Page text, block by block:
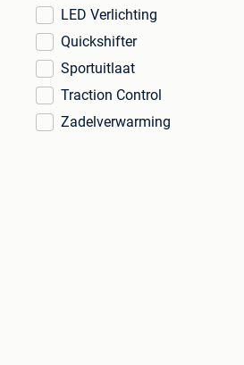
LED Verlichting
Quickshifter
Sportuitlaat
Traction Control
Zadelverwarming